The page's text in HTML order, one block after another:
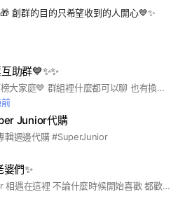
創群的目的只希望收到的人開心💙✨
助群💙✨️✨️
歡迎妯娌們加入打榜大家庭💙 群組裡什麼都可以聊 也有換卡交易的小天地 歡迎願意和我們一起打榜的ELF加入✨️
Junior代購
輯週邊代購 #SuperJunior
們✨
因為 Super Junior 相遇在這裡 不論什麼時候開始喜歡 都歡迎加入 這裡有和你一樣喜歡他們的人 一起陪他們走過每一段路💙💙💙 申請入群頭像務必使用藍人相關照片，暱稱避免使用亂碼或純符號，以上不符者都無法入群，麻煩大家了! #SuJu #ELF #SuperJunior #老少年 #슈퍼주니어 #SJ #利特 #希澈 #藝聲 #神童 #銀赫 #東海 #始源 #厲旭 #圭賢